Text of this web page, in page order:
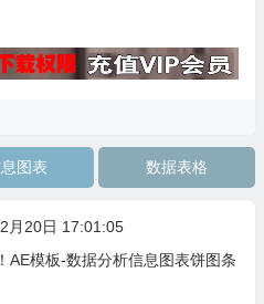
图表 数据表格
月20日 17:01:05
AE模板-数据分析信息图表饼图条